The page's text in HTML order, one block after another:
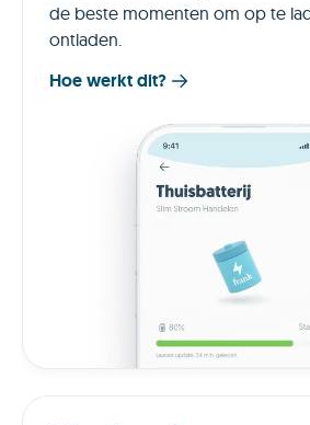
de beste momenten om op te
ontladen.
Hoe werkt dit?